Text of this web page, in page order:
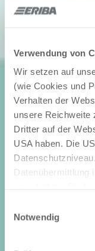
Verwendung von
Wir setzen auf
(wie Cookies und
Verhalten der
unsere Reichweite
Dritter auf der
USA haben. Die
Datenübermittlung
zustehen.
zusammenführen.
Notwendig